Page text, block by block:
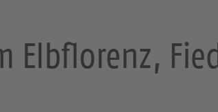
Elbflorenz,